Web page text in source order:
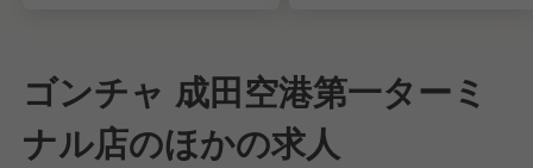
ゴンチャ 成田空港第一ターミ
ナル店のほかの求人